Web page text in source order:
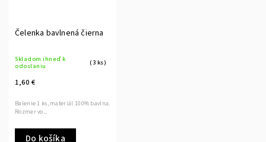
Čelenka bavlnená čierna
Skladom ihneď k
odoslaniu
(3 ks)
1,60 €
Do košíka
Balenie 1 ks, materiál 100% bavlna.
Rozmer vo...